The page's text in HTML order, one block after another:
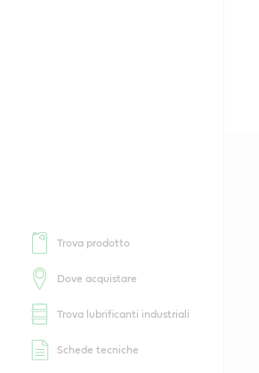
Trova prodotto
Dove acquistare
Trova lubrificanti industriali
Schede tecniche